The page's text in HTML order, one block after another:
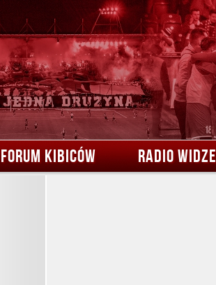
FORUM KIBICÓW RADIO